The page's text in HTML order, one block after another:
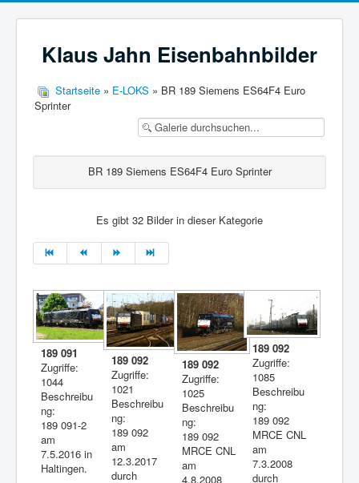
Klaus Jahn Eisenbahnbilder
Startseite » E-LOKS » BR 189 Siemens ES64F4 Euro
Sprinter
BR 189 Siemens ES64F4 Euro Sprinter
Es gibt 32 Bilder in dieser Kategorie
189 091
Zugriffe:
1044
Beschreibu
ng:
189 091-2
am
7.5.2016 in
Haltingen.
189 092
Zugriffe:
1021
Beschreibu
ng:
189 092
am
12.3.2017
durch
189 092
Zugriffe:
1025
Beschreibu
ng:
189 092
MRCE CNL
am
4.8.2008
189 092
Zugriffe:
1085
Beschreibu
ng:
189 092
MRCE CNL
am
7.3.2008
durch